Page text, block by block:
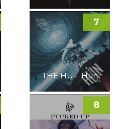
THE HU – Hun
7
8